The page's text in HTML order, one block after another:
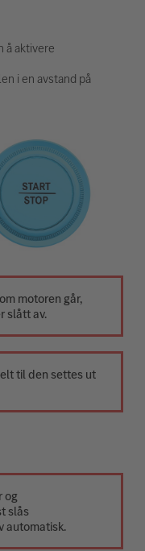
å aktivere
i en avstand på
motoren går,
slått av.
til den settes ut
og
slås
automatisk.